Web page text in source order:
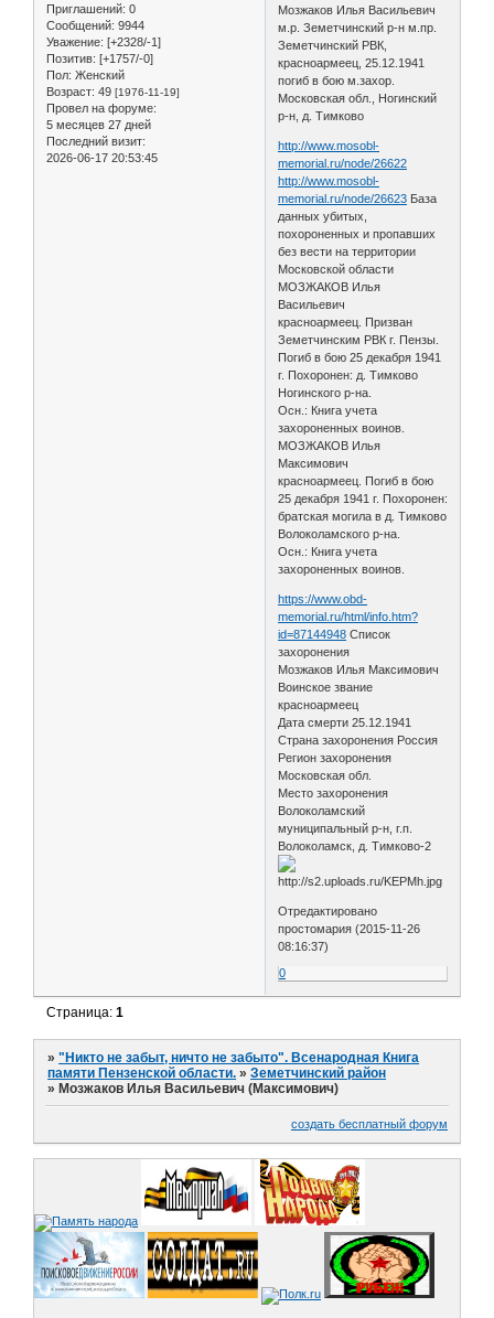
Приглашений: 0
Сообщений: 9944
Уважение: [+2328/-1]
Позитив: [+1757/-0]
Пол: Женский
Возраст: 49 [1976-11-19]
Провел на форуме:
5 месяцев 27 дней
Последний визит:
2026-06-17 20:53:45
Мозжаков Илья Васильевич
м.р. Земетчинский р-н м.пр.
Земетчинский РВК,
красноармеец, 25.12.1941
погиб в бою м.захор.
Московская обл., Ногинский
р-н, д. Тимково
http://www.mosobl-
memorial.ru/node/26622
http://www.mosobl-
memorial.ru/node/26623 База
данных убитых,
похороненных и пропавших
без вести на территории
Московской области
МОЗЖАКОВ Илья
Васильевич
красноармеец. Призван
Земетчинским РВК г. Пензы.
Погиб в бою 25 декабря 1941
г. Похоронен: д. Тимково
Ногинского р-на.
Осн.: Книга учета
захороненных воинов.
МОЗЖАКОВ Илья
Максимович
красноармеец. Погиб в бою
25 декабря 1941 г. Похоронен:
братская могила в д. Тимково
Волоколамского р-на.
Осн.: Книга учета
захороненных воинов.
https://www.obd-
memorial.ru/html/info.htm?
id=87144948 Список
захоронения
Мозжаков Илья Максимович
Воинское звание
красноармеец
Дата смерти 25.12.1941
Страна захоронения Россия
Регион захоронения
Московская обл.
Место захоронения
Волоколамский
муниципальный р-н, г.п.
Волоколамск, д. Тимково-2
Отредактировано
простомария (2015-11-26
08:16:37)
0
Страница:1
»"Никто не забыт, ничто не забыто". Всенародная Книга
памяти Пензенской области. »Земетчинский район
» Мозжаков Илья Васильевич (Максимович)
создать бесплатный форум